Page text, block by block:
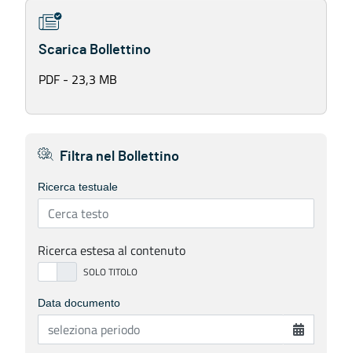
Scarica Bollettino
PDF - 23,3 MB
Filtra nel Bollettino
Ricerca testuale
Ricerca estesa al contenuto
Data documento